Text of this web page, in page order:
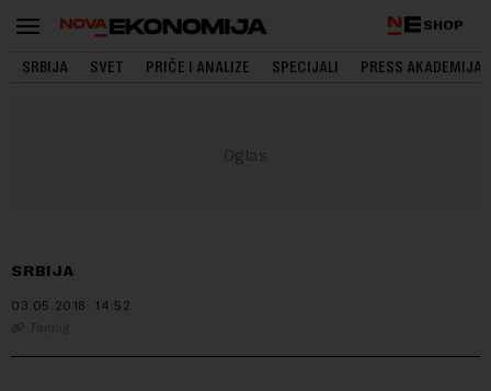
SHOP
SRBIJA SVET PRIČE I ANALIZE SPECIJALI PRESS AKADEMIJA
SRBIJA
03.05.2018. 14:52
Tanjug